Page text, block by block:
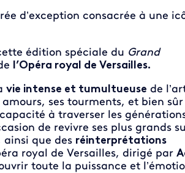
d’exception consacrée à une
édition spéciale du Grand
l’Opéra royal de Versailles.
vie intense et tumultueuse de
ses tourments, et bien sûr
à traverser les
de revivre ses plus grands
ainsi que des réinterprétations
royal de Versailles, dirigé par
toute la puissance et